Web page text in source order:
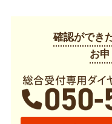
確認ができ
お